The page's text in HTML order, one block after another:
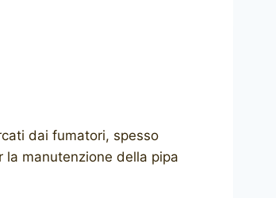
dai fumatori, spesso
manutenzione della pipa